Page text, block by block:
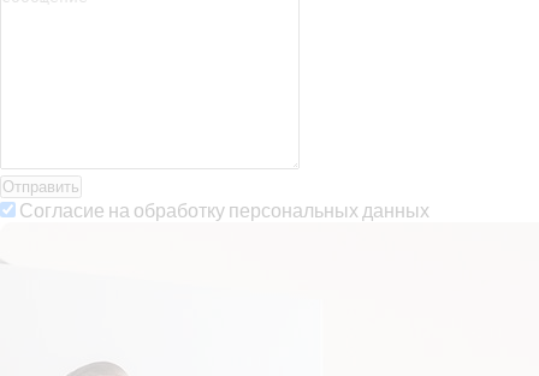
Отправить
Согласие на обработку персональных данных